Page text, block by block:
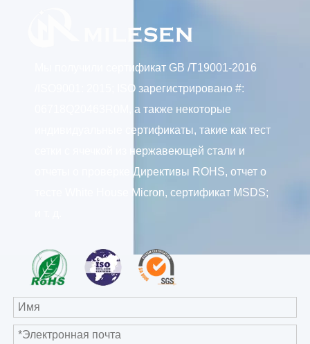
Мы получили сертификат GB /T19001-2016
/ISO9001: 2015; ISO зарегистрировано #:
06718Q20463R0M, а также некоторые
индивидуальные сертификаты, такие как тест
сетки с ячечкой из нержавеющей стали и
отчеты о проверке Директивы ROHS, отчет о
тесте White House Micron, сертификат MSDS;